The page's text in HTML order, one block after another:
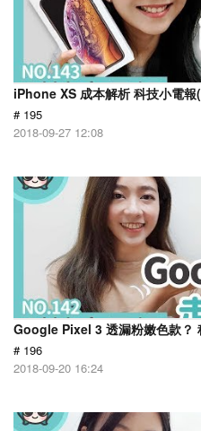
iPhone XS 成本解析 科技小電報
# 195
2018-09-27 12:08
Google Pixel 3 透漏粉嫩色款？
# 196
2018-09-20 16:24